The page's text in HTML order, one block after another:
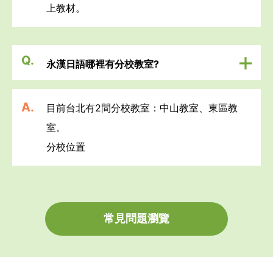
上教材。
Q. 永漢日語哪裡有分校教室?
A.
目前台北有2間分校教室：中山教室、東區教
分校位置
常見問題瀏覽